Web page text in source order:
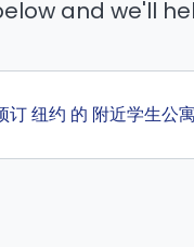
and we'll
纽约 的 附近学生公